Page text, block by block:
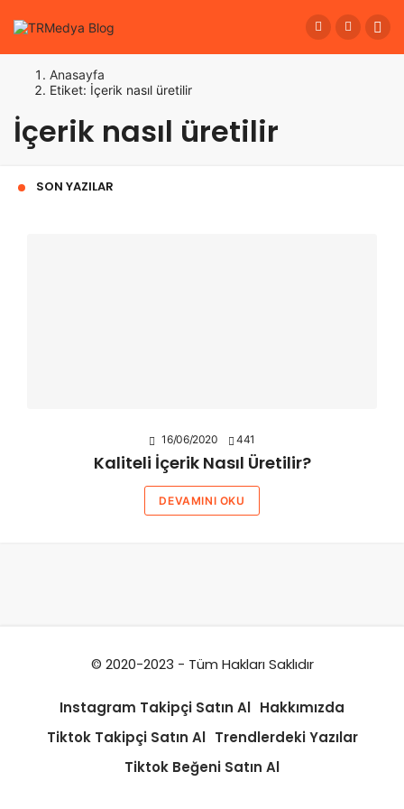
Anasayfa
Etiket: İçerik nasıl üretilir
İçerik nasıl üretilir
SON YAZILAR
16/06/2020 441
Kaliteli İçerik Nasıl Üretilir?
DEVAMINI OKU
© 2020-2023 - Tüm Hakları Saklıdır
Instagram Takipçi Satın Al Hakkımızda
Tiktok Takipçi Satın Al Trendlerdeki Yazılar
Tiktok Beğeni Satın Al